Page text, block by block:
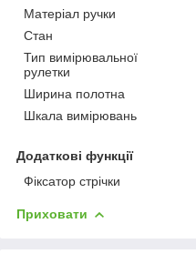
Матеріал ручки
Стан
Тип вимірювальної
рулетки
Ширина полотна
Шкала вимірювань
Додаткові функції
Фіксатор стрічки
Приховати